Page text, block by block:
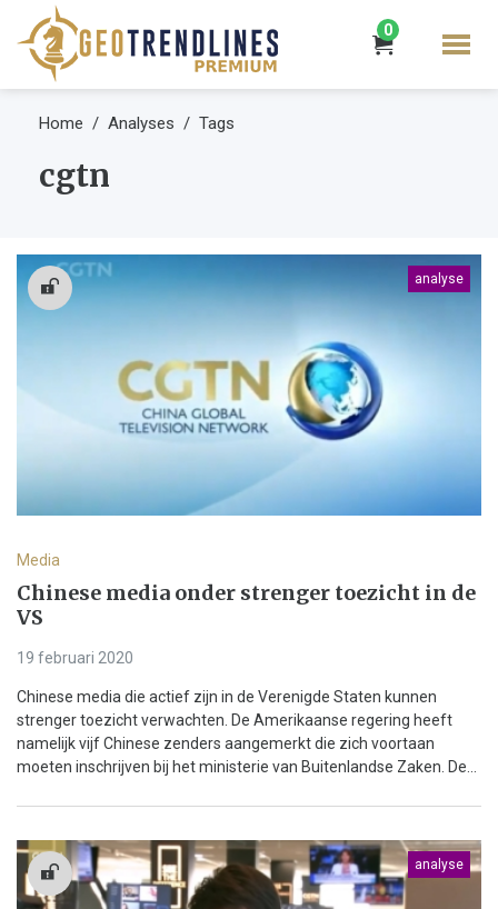
0
Home Analyses Tags
cgtn
analyse
Media
Chinese media onder strenger toezicht in de
VS
19 februari 2020
Chinese media die actief zijn in de Verenigde Staten kunnen
strenger toezicht verwachten. De Amerikaanse regering heeft
namelijk vijf Chinese zenders aangemerkt die zich voortaan
moeten inschrijven bij het ministerie van Buitenlandse Zaken. De...
analyse